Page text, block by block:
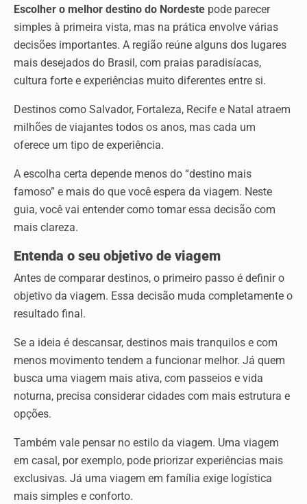
Escolher o melhor destino do Nordeste pode parecer
simples à primeira vista, mas na prática envolve várias
decisões importantes. A região reúne alguns dos lugares
mais desejados do Brasil, com praias paradisíacas,
cultura forte e experiências muito diferentes entre si.
Destinos como Salvador, Fortaleza, Recife e Natal atraem
milhões de viajantes todos os anos, mas cada um
oferece um tipo de experiência.
A escolha certa depende menos do “destino mais
famoso” e mais do que você espera da viagem. Neste
guia, você vai entender como tomar essa decisão com
mais clareza.
Entenda o seu objetivo de viagem
Antes de comparar destinos, o primeiro passo é definir o
objetivo da viagem. Essa decisão muda completamente o
resultado final.
Se a ideia é descansar, destinos mais tranquilos e com
menos movimento tendem a funcionar melhor. Já quem
busca uma viagem mais ativa, com passeios e vida
noturna, precisa considerar cidades com mais estrutura e
opções.
Também vale pensar no estilo da viagem. Uma viagem
em casal, por exemplo, pode priorizar experiências mais
exclusivas. Já uma viagem em família exige logística
mais simples e conforto.